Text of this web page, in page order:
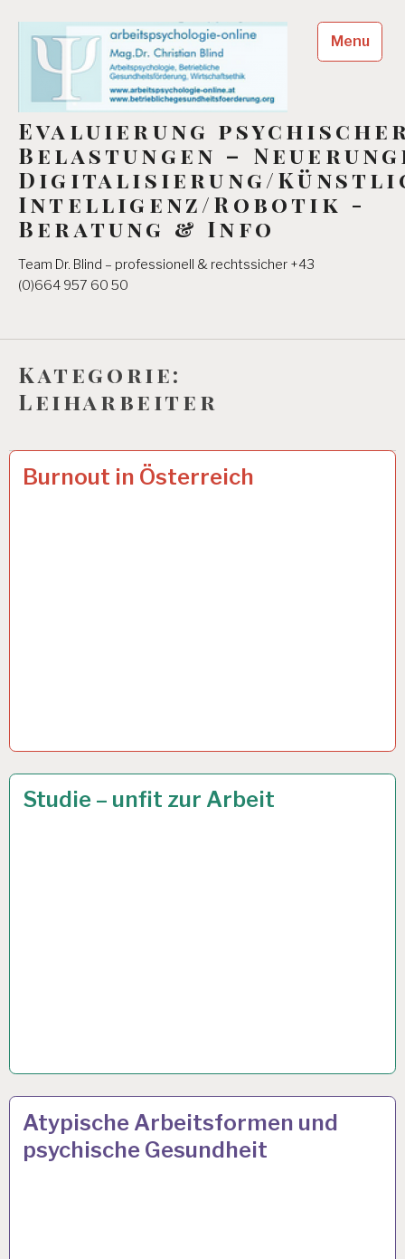
content
Evaluierung
Belastungen –
Digitalisierung/
Intelligenz/Robotik -
Beratung & Info
Team Dr. Blind – professionell & rechtssicher +43
(0)664 957 60 50
Menu
Kategorie:
Leiharbeiter
12-
STUNDEN-
Burnout in Österreich
14 APR. 2024
50PLUS…
Studie – unfit zur Arbeit
19 APR. 2021
ARBEIT
UND
GESUNDHEIT…
Atypische Arbeitsformen und
psychische Gesundheit
27 JAN. 2020